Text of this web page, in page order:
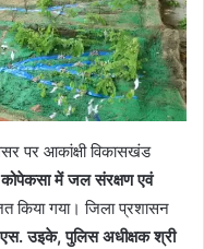
पर आकांक्षी विकासखंड
कोपेकसा में जल संरक्षण एवं
किया गया। जिला प्रशासन
उइके, पुलिस अधीक्षक श्री